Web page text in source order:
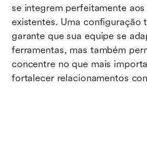
se integrem perfeitamente
existentes. Uma configuração
garante que sua equipe se
ferramentas, mas também
concentre no que mais
fortalecer relacionamentos